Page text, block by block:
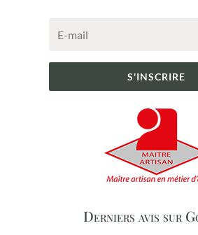
S'INSCRIRE
Derniers avis sur